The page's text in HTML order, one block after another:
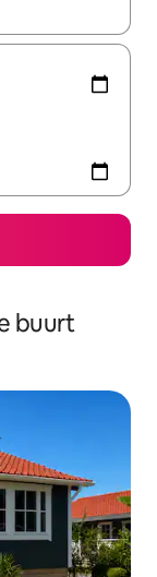
je een keuze
buurt